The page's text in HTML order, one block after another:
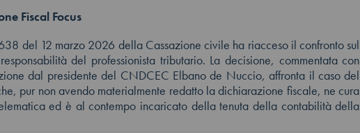
Fiscal Focus
del 12 marzo 2026 della Cassazione civile ha riacceso il confronto sul
del professionista tributario. La decisione, commentata con
dal presidente del CNDCEC Elbano de Nuccio, affronta il caso del
pur non avendo materialmente redatto la dichiarazione fiscale, ne cura
ed è al contempo incaricato della tenuta della contabilità della